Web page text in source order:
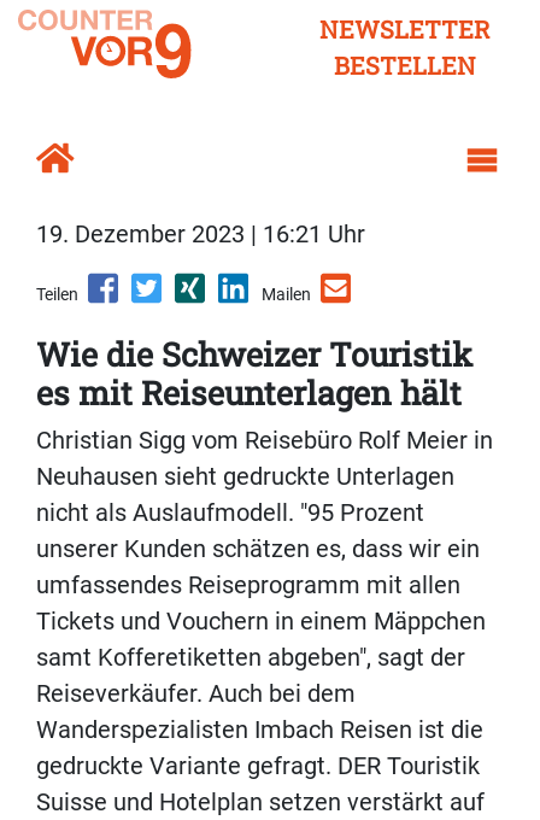
NEWSLETTER
BESTELLEN
19. Dezember 2023 | 16:21 Uhr
Teilen Mailen
Wie die Schweizer Touristik
es mit Reiseunterlagen hält
Christian Sigg vom Reisebüro Rolf Meier in
Neuhausen sieht gedruckte Unterlagen
nicht als Auslaufmodell. "95 Prozent
unserer Kunden schätzen es, dass wir ein
umfassendes Reiseprogramm mit allen
Tickets und Vouchern in einem Mäppchen
samt Kofferetiketten abgeben", sagt der
Reiseverkäufer. Auch bei dem
Wanderspezialisten Imbach Reisen ist die
gedruckte Variante gefragt. DER Touristik
Suisse und Hotelplan setzen verstärkt auf